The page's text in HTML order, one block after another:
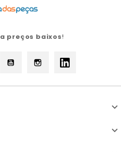
a preços baixos!
YouTube Instagram

